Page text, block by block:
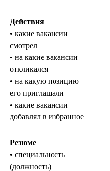
Действия
• какие вакансии
смотрел
• на какие вакансии
откликался
• на какую позицию
его приглашали
• какие вакансии
добавлял в избранное
Резюме
• специальность
(должность)